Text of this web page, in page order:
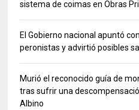
sistema de coimas en Obras
El Gobierno nacional apuntó
peronistas y advirtió posibles
Murió el reconocido guía de
tras sufrir una
Albino